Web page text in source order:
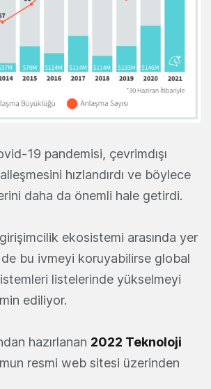
19 pandemisi, çevrimdışı
hızlandırdı ve böylece
daha da önemli hale getirdi.
ekosistemi arasında yer
de bu ivmeyi koruyabilirse global
listelerinde yükselmeyi
ediliyor.
hazırlanan 2022 Teknoloji
resmi web sitesi üzerinden